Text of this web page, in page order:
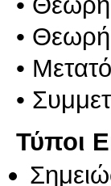
•
•
•
Τύποι